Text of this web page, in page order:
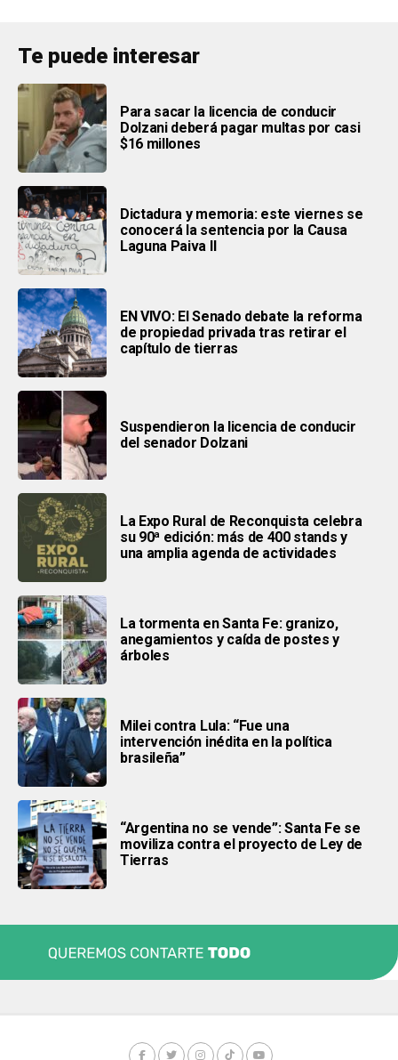
Te puede interesar
Para sacar la licencia de conducir
Dolzani deberá pagar multas por casi
$16 millones
Dictadura y memoria: este viernes se
conocerá la sentencia por la Causa
Laguna Paiva II
EN VIVO: El Senado debate la reforma
de propiedad privada tras retirar el
capítulo de tierras
Suspendieron la licencia de conducir
del senador Dolzani
La Expo Rural de Reconquista celebra
su 90ª edición: más de 400 stands y
una amplia agenda de actividades
La tormenta en Santa Fe: granizo,
anegamientos y caída de postes y
árboles
Milei contra Lula: “Fue una
intervención inédita en la política
brasileña”
“Argentina no se vende”: Santa Fe se
moviliza contra el proyecto de Ley de
Tierras